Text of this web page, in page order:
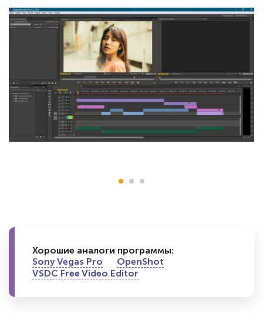
Хорошие аналоги программы:
Sony Vegas Pro
OpenShot
VSDC Free Video Editor